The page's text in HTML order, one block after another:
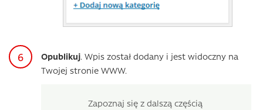
Opublikuj. Wpis został dodany i jest widoczny na
Twojej stronie WWW.
Zapoznaj się z dalszą częścią